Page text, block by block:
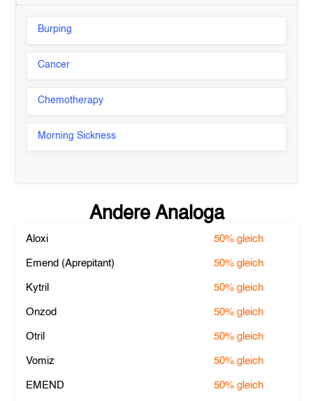
Burping
Cancer
Chemotherapy
Morning Sickness
Andere Analoga
Aloxi 50%gleich
Emend (Aprepitant) 50%gleich
Kytril 50%gleich
Onzod 50%gleich
Otril 50%gleich
Vomiz 50%gleich
EMEND 50%gleich